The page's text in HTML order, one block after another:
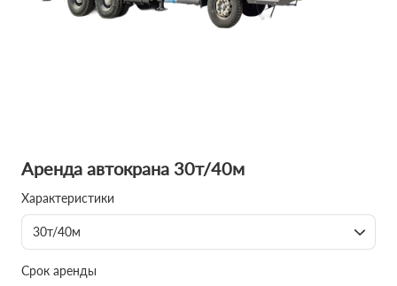
Аренда автокрана 30т/40м
Характеристики
30т/40м
Срок аренды